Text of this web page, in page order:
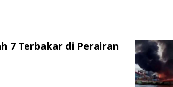
7 Terbakar di Perairan